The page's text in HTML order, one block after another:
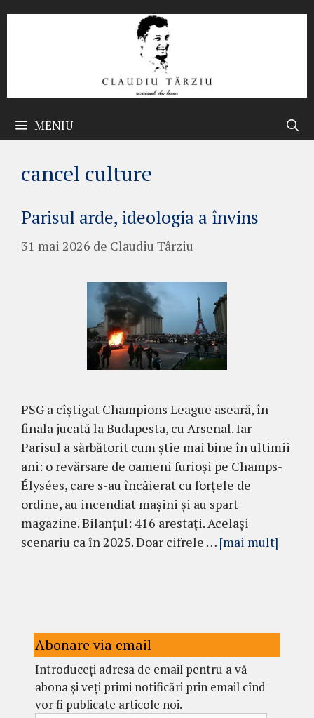
MENIU
cancel culture
Parisul arde, ideologia a învins
31 mai 2026 de Claudiu Târziu
PSG a cîștigat Champions League aseară, în
finala jucată la Budapesta, cu Arsenal. Iar
Parisul a sărbătorit cum știe mai bine în ultimii
ani: o revărsare de oameni furioși pe Champs-
Élysées, care s-au încăierat cu forțele de
ordine, au incendiat mașini și au spart
magazine. Bilanțul: 416 arestați. Același
scenariu ca în 2025. Doar cifrele … [mai mult]
Abonare via email
Introduceți adresa de email pentru a vă
abona și veți primi notificări prin email cînd
vor fi publicate articole noi.